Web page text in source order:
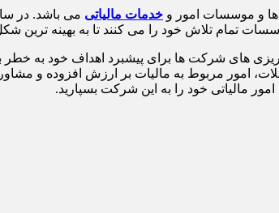
و موسسات امور و خدمات مالیاتی می باشد. در
تمام تلاش خود را می کنند تا به بهینه ترین
های شرکت ها برای پیشبرد اهداف خود به
امور مربوط به مالیات بر ارزش افزوده و
مالیاتی خود را به این شرکت بسپارید.